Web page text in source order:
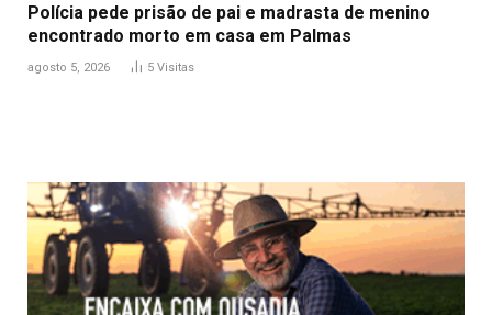
Polícia pede prisão de pai e madrasta de menino
encontrado morto em casa em Palmas
agosto 5, 2026 5 Visitas